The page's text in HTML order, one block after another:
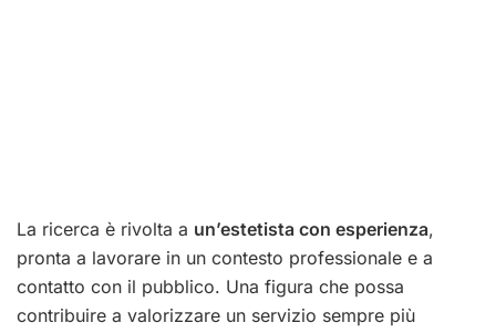
La ricerca è rivolta a un’estetista con esperienza,
pronta a lavorare in un contesto professionale e a
contatto con il pubblico. Una figura che possa
contribuire a valorizzare un servizio sempre più